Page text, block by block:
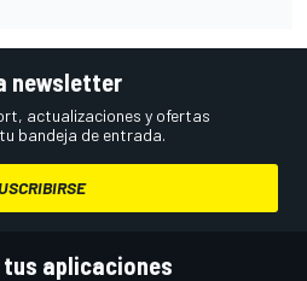
newsletter
actualizaciones y ofertas
bandeja de entrada.
tus aplicaciones